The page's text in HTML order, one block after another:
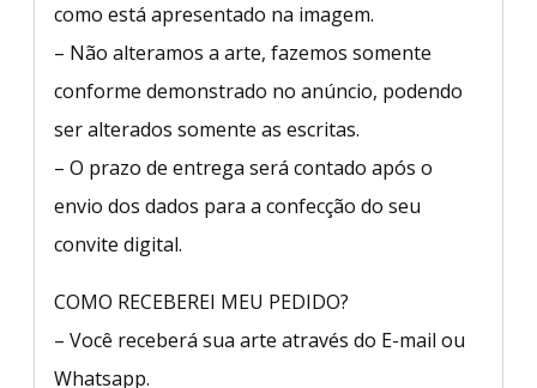
como está apresentado na imagem.
– Não alteramos a arte, fazemos somente
conforme demonstrado no anúncio, podendo
ser alterados somente as escritas.
– O prazo de entrega será contado após o
envio dos dados para a confecção do seu
convite digital.
COMO RECEBEREI MEU PEDIDO?
– Você receberá sua arte através do E-mail ou
Whatsapp.